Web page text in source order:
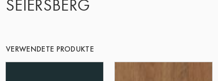
SEIERSBERG
VERWENDETE PRODUKTE